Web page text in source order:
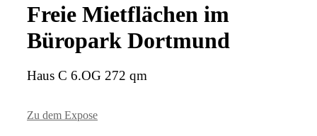
Freie Mietflächen im
Büropark Dortmund
Haus C 6.OG 272 qm
Zu dem Expose